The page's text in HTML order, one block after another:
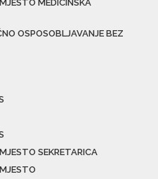
MEDICINSKA
OSPOSOBLJAVANJE BEZ
SEKRETARICA